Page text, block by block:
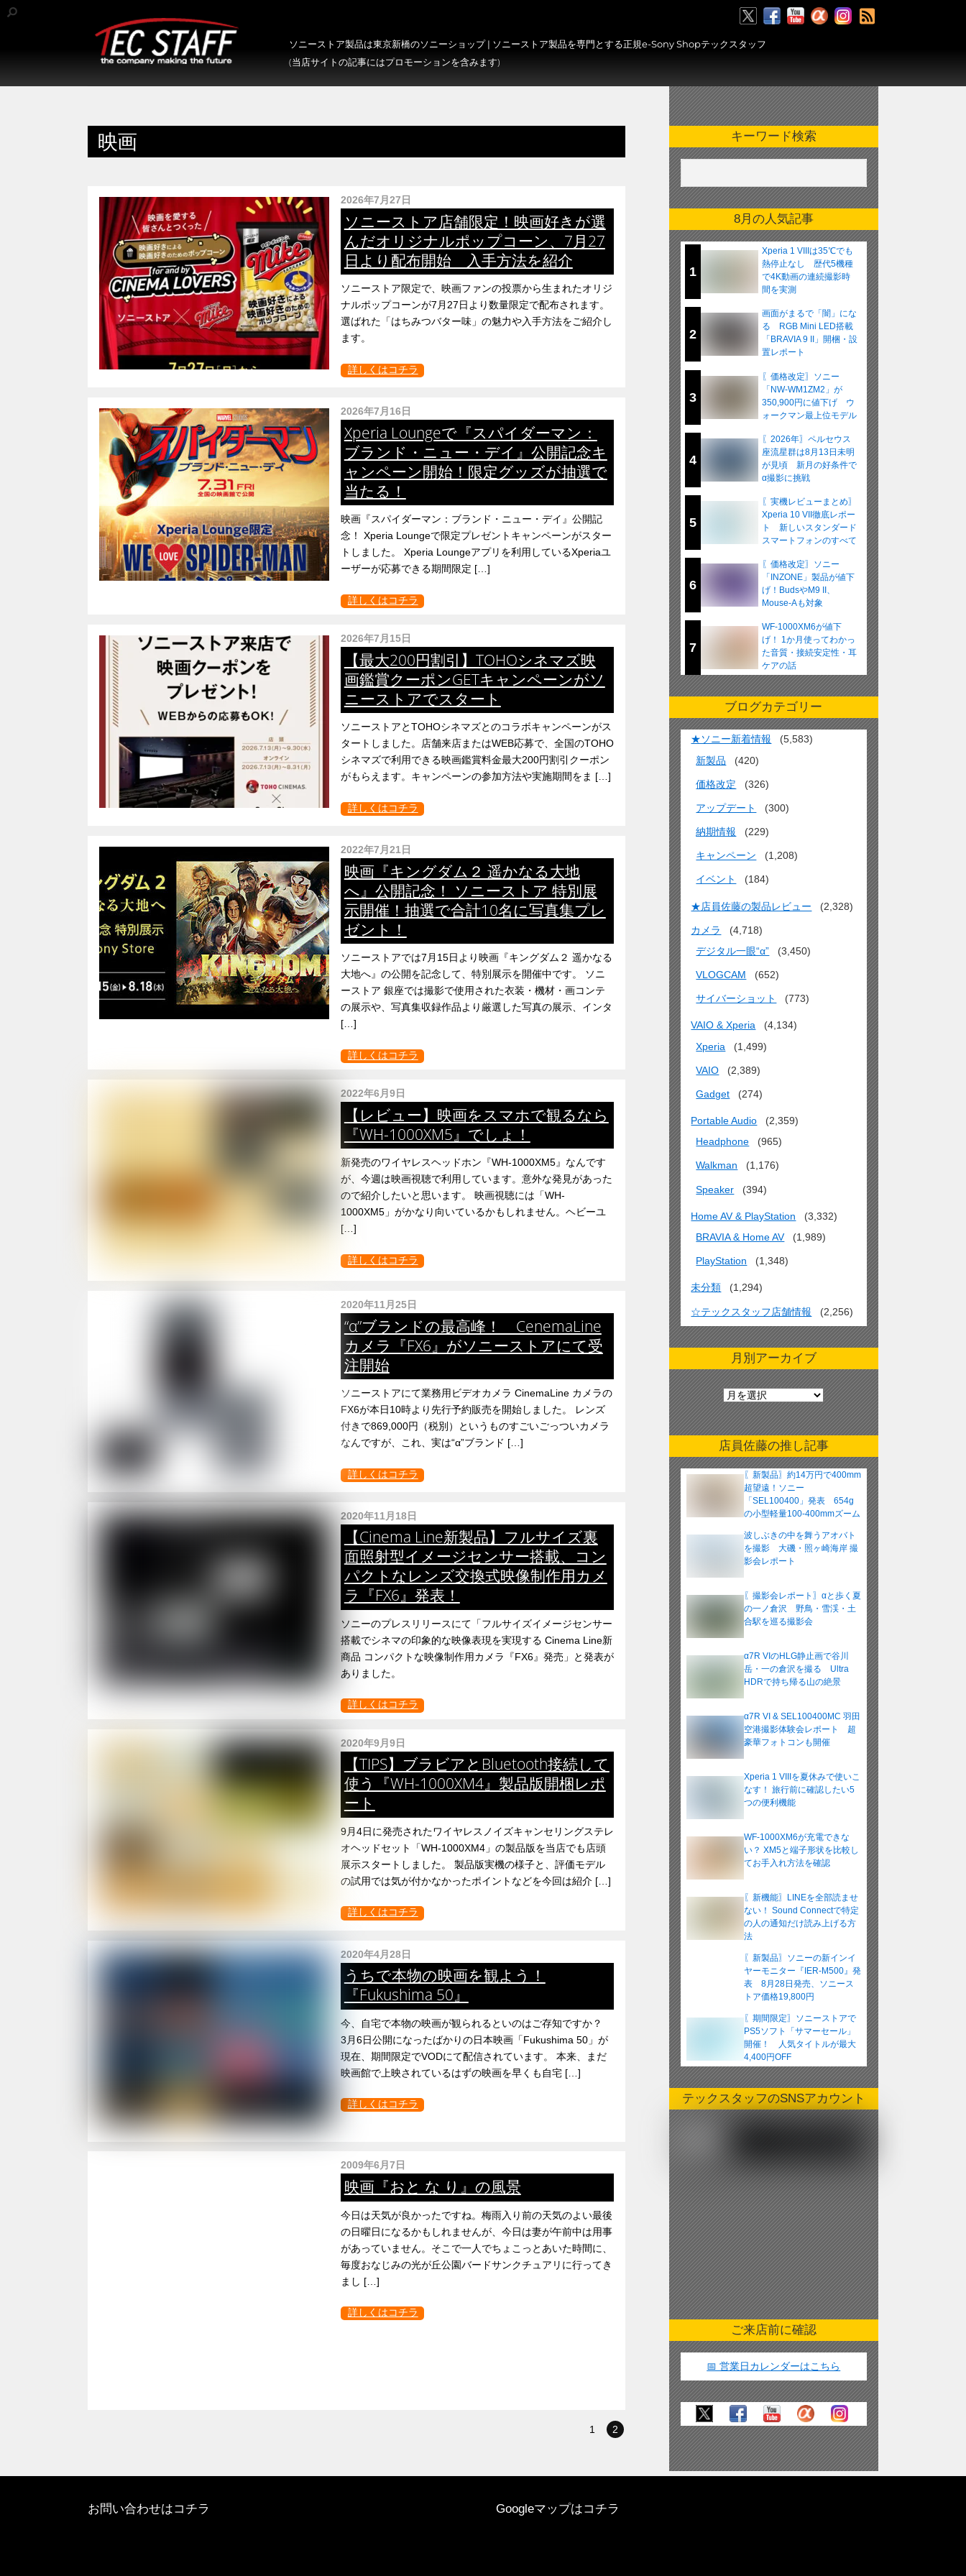
ソニーストア製品は東京新橋のソニーショップ | ソニーストア製品を専門とする正規e-Sony Shopテックスタッフ
(当店サイトの記事にはプロモーションを含みます)
映画
2026年7月27日
ソニーストア店舗限定！映画好きが選
んだオリジナルポップコーン、7月27
日より配布開始 入手方法を紹介
ソニーストア限定で、映画ファンの投票から生まれたオリジ
ナルポップコーンが7月27日より数量限定で配布されます。
選ばれた「はちみつバター味」の魅力や入手方法をご紹介し
ます。
詳しくはコチラ
2026年7月16日
Xperia Loungeで『スパイダーマン：
ブランド・ニュー・デイ』公開記念キ
ャンペーン開始！限定グッズが抽選で
当たる！
映画『スパイダーマン：ブランド・ニュー・デイ』公開記
念！ Xperia Loungeで限定プレゼントキャンペーンがスター
トしました。 Xperia Loungeアプリを利用しているXperiaユ
ーザーが応募できる期間限定 […]
詳しくはコチラ
2026年7月15日
【最大200円割引】TOHOシネマズ映
画鑑賞クーポンGETキャンペーンがソ
ニーストアでスタート
ソニーストアとTOHOシネマズとのコラボキャンペーンがス
タートしました。店舗来店またはWEB応募で、全国のTOHO
シネマズで利用できる映画鑑賞料金最大200円割引クーポン
がもらえます。キャンペーンの参加方法や実施期間をま […]
詳しくはコチラ
2022年7月21日
映画『キングダム２ 遥かなる大地
へ』公開記念！ ソニーストア 特別展
示開催！抽選で合計10名に写真集プレ
ゼント！
ソニーストアでは7月15日より映画『キングダム２ 遥かなる
大地へ』の公開を記念して、特別展示を開催中です。 ソニ
ーストア 銀座では撮影で使用された衣装・機材・画コンテ
の展示や、写真集収録作品より厳選した写真の展示、インタ
[…]
詳しくはコチラ
2022年6月9日
【レビュー】映画をスマホで観るなら
『WH-1000XM5』でしょ！
新発売のワイヤレスヘッドホン『WH-1000XM5』なんです
が、今週は映画視聴で利用しています。意外な発見があった
ので紹介したいと思います。 映画視聴には「WH-
1000XM5」がかなり向いているかもしれません。ヘビーユ
[…]
詳しくはコチラ
2020年11月25日
“α”ブランドの最高峰！ CenemaLine
カメラ『FX6』がソニーストアにて受
注開始
ソニーストアにて業務用ビデオカメラ CinemaLine カメラの
FX6が本日10時より先行予約販売を開始しました。 レンズ
付きで869,000円（税別）というものすごいごっついカメラ
なんですが、これ、実は“α”ブランド […]
詳しくはコチラ
2020年11月18日
【Cinema Line新製品】フルサイズ裏
面照射型イメージセンサー搭載、コン
パクトなレンズ交換式映像制作用カメ
ラ『FX6』発表！
ソニーのプレスリリースにて「フルサイズイメージセンサー
搭載でシネマの印象的な映像表現を実現する Cinema Line新
商品 コンパクトな映像制作用カメラ『FX6』発売」と発表が
ありました。
詳しくはコチラ
2020年9月9日
【TIPS】ブラビアとBluetooth接続して
使う『WH-1000XM4』製品版開梱レポ
ート
9月4日に発売されたワイヤレスノイズキャンセリングステレ
オヘッドセット「WH-1000XM4」の製品版を当店でも店頭
展示スタートしました。 製品版実機の様子と、評価モデル
の試用では気が付かなかったポイントなどを今回は紹介 […]
詳しくはコチラ
2020年4月28日
うちで本物の映画を観よう！
『Fukushima 50』
今、自宅で本物の映画が観られるといのはご存知ですか？
3月6日公開になったばかりの日本映画「Fukushima 50」が
現在、期間限定でVODにて配信されています。 本来、まだ
映画館で上映されているはずの映画を早くも自宅 […]
詳しくはコチラ
2009年6月7日
映画『おと な り』の風景
今日は天気が良かったですね。梅雨入り前の天気のよい最後
の日曜日になるかもしれませんが、今日は妻が午前中は用事
があっていません。そこで一人でちょこっとあいた時間に、
毎度おなじみの光が丘公園バードサンクチュアリに行ってき
まし […]
詳しくはコチラ
1 2
キーワード検索
8月の人気記事
1
Xperia 1 VIIIは35℃でも
熱停止なし 歴代5機種
で4K動画の連続撮影時
間を実測
2
画面がまるで「闇」にな
る RGB Mini LED搭載
「BRAVIA 9 II」開梱・設
置レポート
3
〖価格改定〗ソニー
「NW-WM1ZM2」が
350,900円に値下げ ウ
ォークマン最上位モデル
4
〖2026年〗ペルセウス
座流星群は8月13日未明
が見頃 新月の好条件で
α撮影に挑戦
5
〖実機レビューまとめ〗
Xperia 10 VII徹底レポー
ト 新しいスタンダード
スマートフォンのすべて
6
〖価格改定〗ソニー
「INZONE」製品が値下
げ！BudsやM9 II、
Mouse-Aも対象
7
WF-1000XM6が値下
げ！ 1か月使ってわかっ
た音質・接続安定性・耳
ケアの話
ブログカテゴリー
★ソニー新着情報
(5,583)
新製品
(420)
価格改定 (326)
アップデート (300)
納期情報 (229)
キャンペーン (1,208)
イベント (184)
★店員佐藤の製品レビュー (2,328)
カメラ
(4,718)
デジタル一眼“α”
(3,450)
VLOGCAM (652)
サイバーショット (773)
VAIO & Xperia
(4,134)
Xperia
(1,499)
VAIO (2,389)
Gadget (274)
Portable Audio
(2,359)
Headphone
(965)
Walkman (1,176)
Speaker (394)
Home AV & PlayStation
(3,332)
BRAVIA & Home AV
(1,989)
PlayStation (1,348)
未分類 (1,294)
☆テックスタッフ店舗情報 (2,256)
月別アーカイブ
月
別
ア
ー
カ
イ
店員佐藤の推し記事
〖新製品〗約14万円で400mm
超望遠！ソニー
「SEL100400」発表 654g
の小型軽量100-400mmズーム
波しぶきの中を舞うアオバト
を撮影 大磯・照ヶ崎海岸 撮
影会レポート
〖撮影会レポート〗αと歩く夏
の一ノ倉沢 野鳥・雪渓・土
合駅を巡る撮影会
α7R VIのHLG静止画で谷川
岳・一の倉沢を撮る Ultra
HDRで持ち帰る山の絶景
α7R VI & SEL100400MC 羽田
空港撮影体験会レポート 超
豪華フォトコンも開催
Xperia 1 VIIIを夏休みで使いこ
なす！ 旅行前に確認したい5
つの便利機能
WF-1000XM6が充電できな
い？ XM5と端子形状を比較し
てお手入れ方法を確認
〖新機能〗LINEを全部読ませ
ない！ Sound Connectで特定
の人の通知だけ読み上げる方
法
〖新製品〗ソニーの新インイ
ヤーモニター『IER-M500』発
表 8月28日発売、ソニース
トア価格19,800円
〖期間限定〗ソニーストアで
PS5ソフト「サマーセール」
開催！ 人気タイトルが最大
4,400円OFF
テックスタッフのSNSアカウント
ご来店前に確認
📅 営業日カレンダーはこちら
お問い合わせはコチラ Googleマップはコチラ